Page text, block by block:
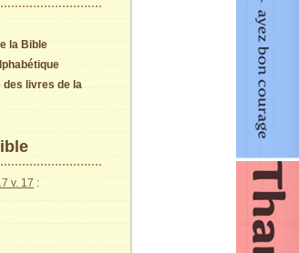
la Bible
des livres de la
v. 17 :